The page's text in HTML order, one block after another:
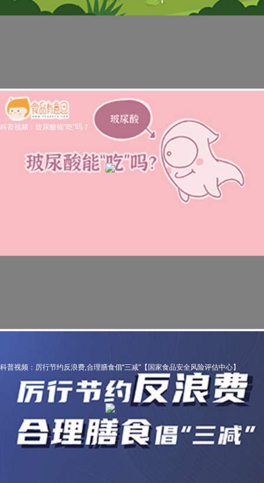
科普视频：玻尿酸能“吃”吗？
科普视频：厉行节约反浪费,合理膳食倡“三减”【国家食品安全风险评估中心】